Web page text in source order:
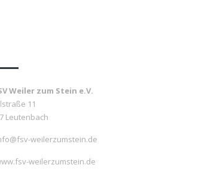
Weiler zum Stein e.V.
11
Leutenbach
weilerzumstein.de
weilerzumstein.de